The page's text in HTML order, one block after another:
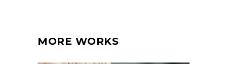
MORE WORKS